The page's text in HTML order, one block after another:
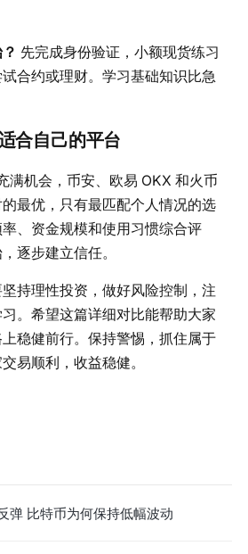
先完成身份验证，小额现货练习
合约或理财。学习基础知识比急
合自己的平台
满机会，币安、欧易 OKX 和火币
最优，只有最匹配个人情况的选
、资金规模和使用习惯综合评
逐步建立信任。
持理性投资，做好风险控制，注
。希望这篇详细对比能帮助大家
稳健前行。保持警惕，抓住属于
易顺利，收益稳健。
弹 比特币为何保持低幅波动